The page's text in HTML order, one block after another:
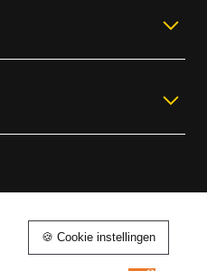
🍪 Cookie instellingen